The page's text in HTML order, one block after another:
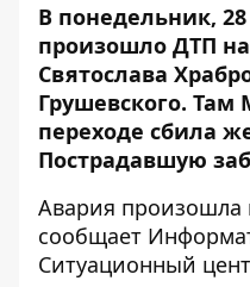
В понедельник,
произошло ДТП
Святослава
Грушевского. Там
переходе сбила
Пострадавшую
Авария произошла
сообщает
Ситуационный